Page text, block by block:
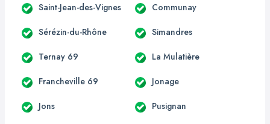
Saint-Jean-des-Vignes Communay
Sérézin-du-Rhône Simandres
Ternay 69 La Mulatière
Francheville 69 Jonage
Jons Pusignan